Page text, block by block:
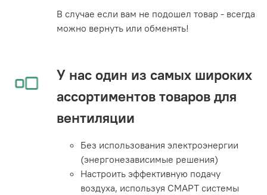
В случае если вам не подошел товар - всегда
можно вернуть или обменять!
У нас один из самых широких
ассортиментов товаров для
вентиляции
Без использования электроэнергии
(энергонезависимые решения)
Настроить эффективную подачу
воздуха, используя СМАРТ системы